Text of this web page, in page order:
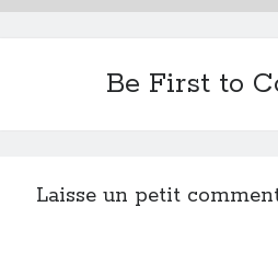
Be First to
Laisse un petit